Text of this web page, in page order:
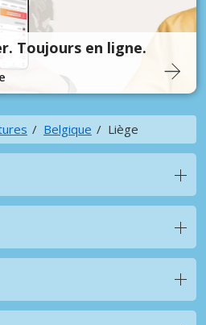
Toujours en ligne.
Belgique Liège